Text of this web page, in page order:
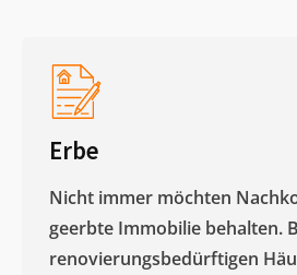
Erbe
Nicht immer möchten
geerbte Immobilie behalten.
renovierungsbedürftigen